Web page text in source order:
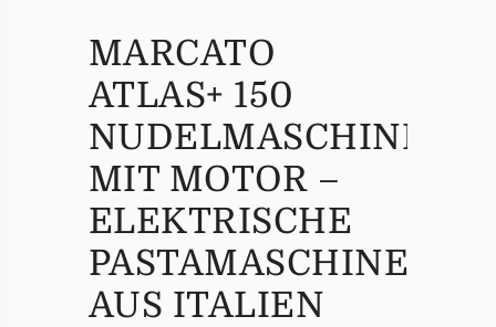
MARCATO
ATLAS+ 150
NUDELMASCHINE
MIT MOTOR –
ELEKTRISCHE
PASTAMASCHINE
AUS ITALIEN